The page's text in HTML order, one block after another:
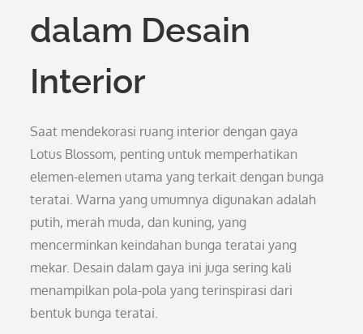
dalam Desain
Interior
Saat mendekorasi ruang interior dengan gaya
Lotus Blossom, penting untuk memperhatikan
elemen-elemen utama yang terkait dengan bunga
teratai. Warna yang umumnya digunakan adalah
putih, merah muda, dan kuning, yang
mencerminkan keindahan bunga teratai yang
mekar. Desain dalam gaya ini juga sering kali
menampilkan pola-pola yang terinspirasi dari
bentuk bunga teratai.